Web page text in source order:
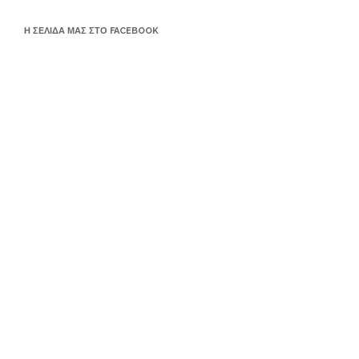
Η ΣΕΛΊΔΑ ΜΑΣ ΣΤΟ FACEBOOK